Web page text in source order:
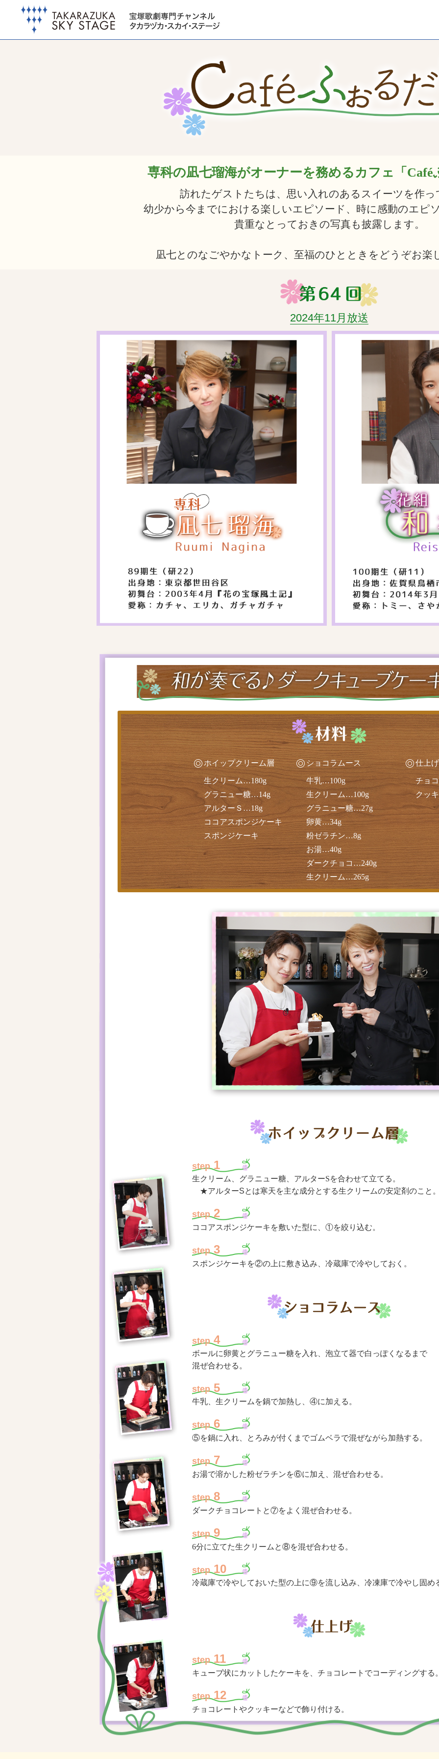
専科の凪七瑠海がオーナーを務めるカフェ「Café
訪れたゲストたちは、思い入れのあるスイーツを作っ
幼少から今までにおける楽しいエピソード、時に感動のエピ
貴重なとっておきの写真も披露します。
凪七とのなごやかなトーク、至福のひとときをどうぞお楽
2024年11月放送
ホイップクリーム層
生クリーム…180g
グラニュー糖…14g
アルターＳ…18g
ココアスポンジケーキ
スポンジケーキ
ショコラムース
牛乳…100g
生クリーム…100g
グラニュー糖…27g
卵黄…34g
粉ゼラチン…8g
お湯…40g
ダークチョコ…240g
生クリーム…265g
仕上げ
チョ
クッ
step 1
生クリーム、グラニュー糖、アルターSを合わせて立てる。
★アルターSとは寒天を主な成分とする生クリームの安定剤のこと
step 2
ココアスポンジケーキを敷いた型に、①を絞り込む。
step 3
スポンジケーキを②の上に敷き込み、冷蔵庫で冷やしておく。
step 4
ボールに卵黄とグラニュー糖を入れ、泡立て器で白っぽくなるまで
混ぜ合わせる。
step 5
牛乳、生クリームを鍋で加熱し、④に加える。
step 6
⑤を鍋に入れ、とろみが付くまでゴムベラで混ぜながら加熱する。
step 7
お湯で溶かした粉ゼラチンを⑥に加え、混ぜ合わせる。
step 8
ダークチョコレートと⑦をよく混ぜ合わせる。
step 9
6分に立てた生クリームと⑧を混ぜ合わせる。
step 10
冷蔵庫で冷やしておいた型の上に⑨を流し込み、冷凍庫で冷やし固め
step 11
キューブ状にカットしたケーキを、チョコレートでコーディングする
step 12
チョコレートやクッキーなどで飾り付ける。